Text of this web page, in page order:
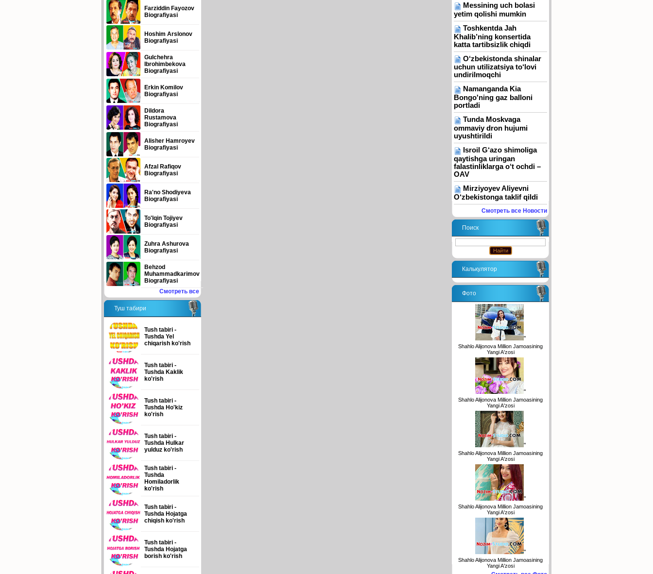
Farziddin Fayozov
Biografiyasi
Hoshim Arslonov
Biografiyasi
Gulchehra
Ibrohimbekova
Biografiyasi
Erkin Komilov
Biografiyasi
Dildora
Rustamova
Biografiyasi
Alisher Hamroyev
Biografiyasi
Afzal Rafiqov
Biografiyasi
Ra'no Shodiyeva
Biografiyasi
To'lqin Tojiyev
Biografiyasi
Zuhra Ashurova
Biografiyasi
Behzod
Muhammadkarimov
Biografiyasi
Смотреть все
Туш табири
Tush tabiri -
Tushda Yel
chiqarish ko'rish
Tush tabiri -
Tushda Kaklik
ko'rish
Tush tabiri -
Tushda Ho'kiz
ko'rish
Tush tabiri -
Tushda Hulkar
yulduz ko'rish
Tush tabiri -
Tushda
Homiladorlik
ko'rish
Tush tabiri -
Tushda Hojatga
chiqish ko'rish
Tush tabiri -
Tushda Hojatga
borish ko'rish
Messining uch bolasi
yetim qolishi mumkin
Toshkentda Jah
Khalib’ning konsertida
katta tartibsizlik chiqdi
O‘zbekistonda shinalar
uchun utilizatsiya to‘lovi
undirilmoqchi
Namanganda Kia
Bongo'ning gaz balloni
portladi
Tunda Moskvaga
ommaviy dron hujumi
uyushtirildi
Isroil G‘azo shimoliga
qaytishga uringan
falastinliklarga o‘t ochdi –
OAV
Mirziyoyev Aliyevni
O‘zbekistonga taklif qildi
Смотреть все Новости
Поиск
Калькулятор
Фото
"
Shahlo Alijonova Million Jamoasining
Yangi A'zosi
"
Shahlo Alijonova Million Jamoasining
Yangi A'zosi
"
Shahlo Alijonova Million Jamoasining
Yangi A'zosi
"
Shahlo Alijonova Million Jamoasining
Yangi A'zosi
"
Shahlo Alijonova Million Jamoasining
Yangi A'zosi